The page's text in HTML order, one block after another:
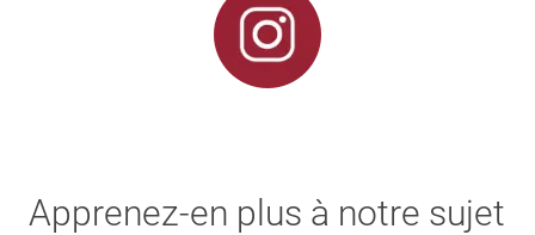
Apprenez-en plus à notre sujet